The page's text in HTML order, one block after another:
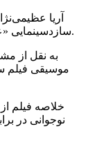
آریا
سینمایی «عروس چشمه» با بازی الناز شاکردوست را می‎‌سازد.
به نقل از
موسیقی فیلم
خلاصه فیلم
نوجوانی در